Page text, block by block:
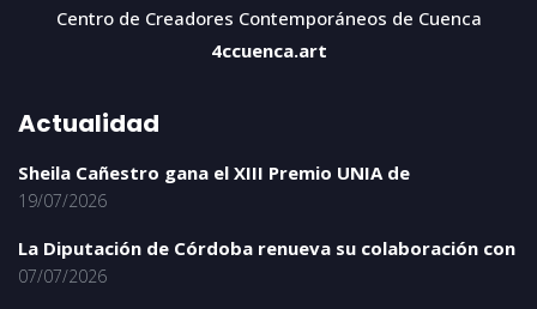
Centro de Creadores Contemporáneos de Cuenca
4ccuenca.art
Actualidad
Sheila Cañestro gana el XIII Premio UNIA de
19/07/2026
La Diputación de Córdoba renueva su colaboración con
07/07/2026